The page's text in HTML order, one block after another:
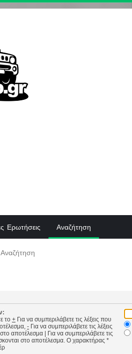
Ερωτήσεις Αναζήτηση
Αναζήτηση
το + Για να συμπεριλάβετε τις λέξεις που
- Για να συμπεριλάβετε τις λέξεις
αποτέλεσμα | Για να συμπεριλάβετε τις
στο αποτέλεσμα. Ο χαρακτήρας *